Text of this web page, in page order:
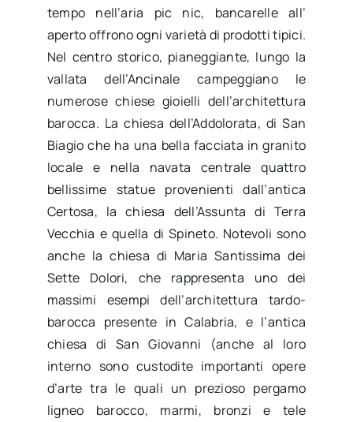
tempo nell’aria pic nic, bancarelle all’
aperto offrono ogni varietà di prodotti tipici.
Nel centro storico, pianeggiante, lungo la
vallata dell’Ancinale campeggiano le
numerose chiese gioielli dell’architettura
barocca. La chiesa dell’Addolorata, di San
Biagio che ha una bella facciata in granito
locale e nella navata centrale quattro
bellissime statue provenienti dall’antica
Certosa, la chiesa dell’Assunta di Terra
Vecchia e quella di Spineto. Notevoli sono
anche la chiesa di Maria Santissima dei
Sette Dolori, che rappresenta uno dei
massimi esempi dell’architettura tardo-
barocca presente in Calabria, e l’antica
chiesa di San Giovanni (anche al loro
interno sono custodite importanti opere
d’arte tra le quali un prezioso pergamo
ligneo barocco, marmi, bronzi e tele